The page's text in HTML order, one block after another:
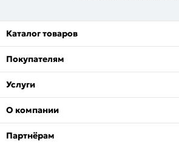
Каталог товаров
Покупателям
Услуги
О компании
Партнёрам